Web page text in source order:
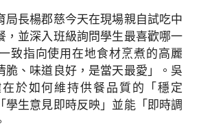
局長楊郡慈今天在現場親自試吃中
，並深入班級詢問學生最喜歡哪一
致指向使用在地食材烹煮的高麗
脆、味道良好，是當天最愛」。吳
於如何維持供餐品質的「穩定
學生意見即時反映」並能「即時調